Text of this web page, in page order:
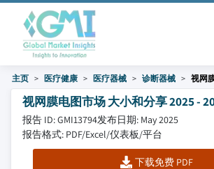
主页 医疗健康 医疗器械 诊断器械 视网
视网膜电图市场 大小和分享 2025 -
报告 ID: GMI13794发布日期: May 2025
报告格式: PDF/Excel/仪表板/平台
下载免费 PDF